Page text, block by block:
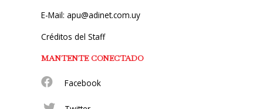
E-Mail: apu@adinet.com.uy
Créditos del Staff
MANTENTE CONECTADO
Facebook